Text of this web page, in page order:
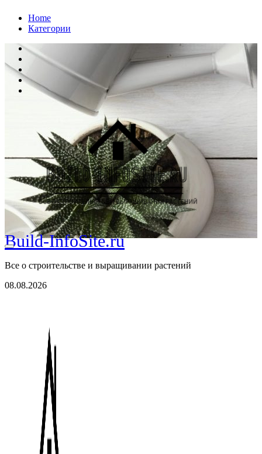
ПерейтиHome
Категории
Build-InfoSite.ru
Все о строительстве и выращивании растений
08.08.2026